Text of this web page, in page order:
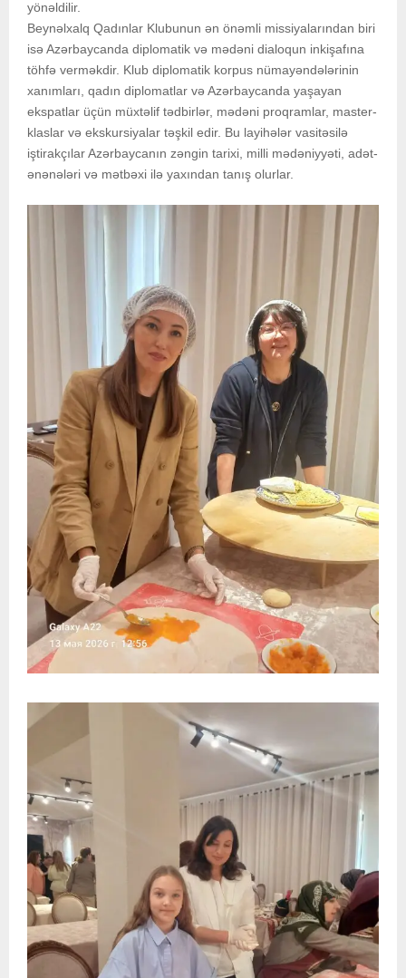
yönəldilir.
Beynəlxalq Qadınlar Klubunun ən önəmli missiyalarından biri
isə Azərbaycanda diplomatik və mədəni dialoqun inkişafına
töhfə verməkdir. Klub diplomatik korpus nümayəndələrinin
xanımları, qadın diplomatlar və Azərbaycanda yaşayan
ekspatlar üçün müxtəlif tədbirlər, mədəni proqramlar, master-
klaslar və ekskursiyalar təşkil edir. Bu layihələr vasitəsilə
iştirakçılar Azərbaycanın zəngin tarixi, milli mədəniyyəti, adət-
ənənələri və mətbəxi ilə yaxından tanış olurlar.